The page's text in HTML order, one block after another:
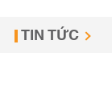
TIN TỨC